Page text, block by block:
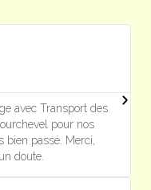
avec Transport des
pour nos
passé. Merci,
doute.